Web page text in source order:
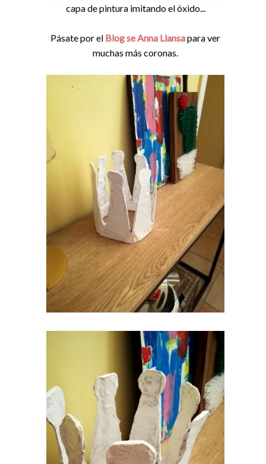
capa de pintura imitando el óxido...
Pásate por el Blog se Anna Llansapara ver
muchas más coronas.